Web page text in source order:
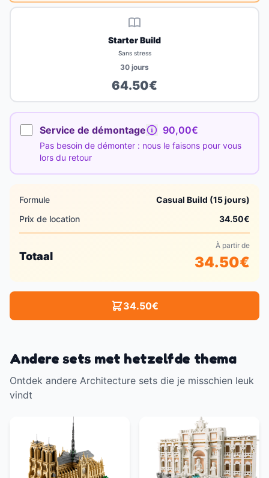
Starter Build
Sans stress
30 jours
64.50€
Service de démontage 90,00€
Pas besoin de démonter : nous le faisons pour vous
lors du retour
Formule
Casual Build (15 jours)
Prix de location
34.50€
Totaal
À partir de
34.50€
34.50€
Andere sets met hetzelfde thema
Ontdek andere Architecture sets die je misschien leuk
vindt